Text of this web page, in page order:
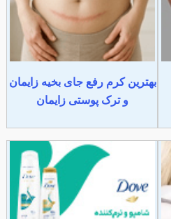
بهترین کرم رفع جای بخیه زایمان
و ترک پوستی زایمان